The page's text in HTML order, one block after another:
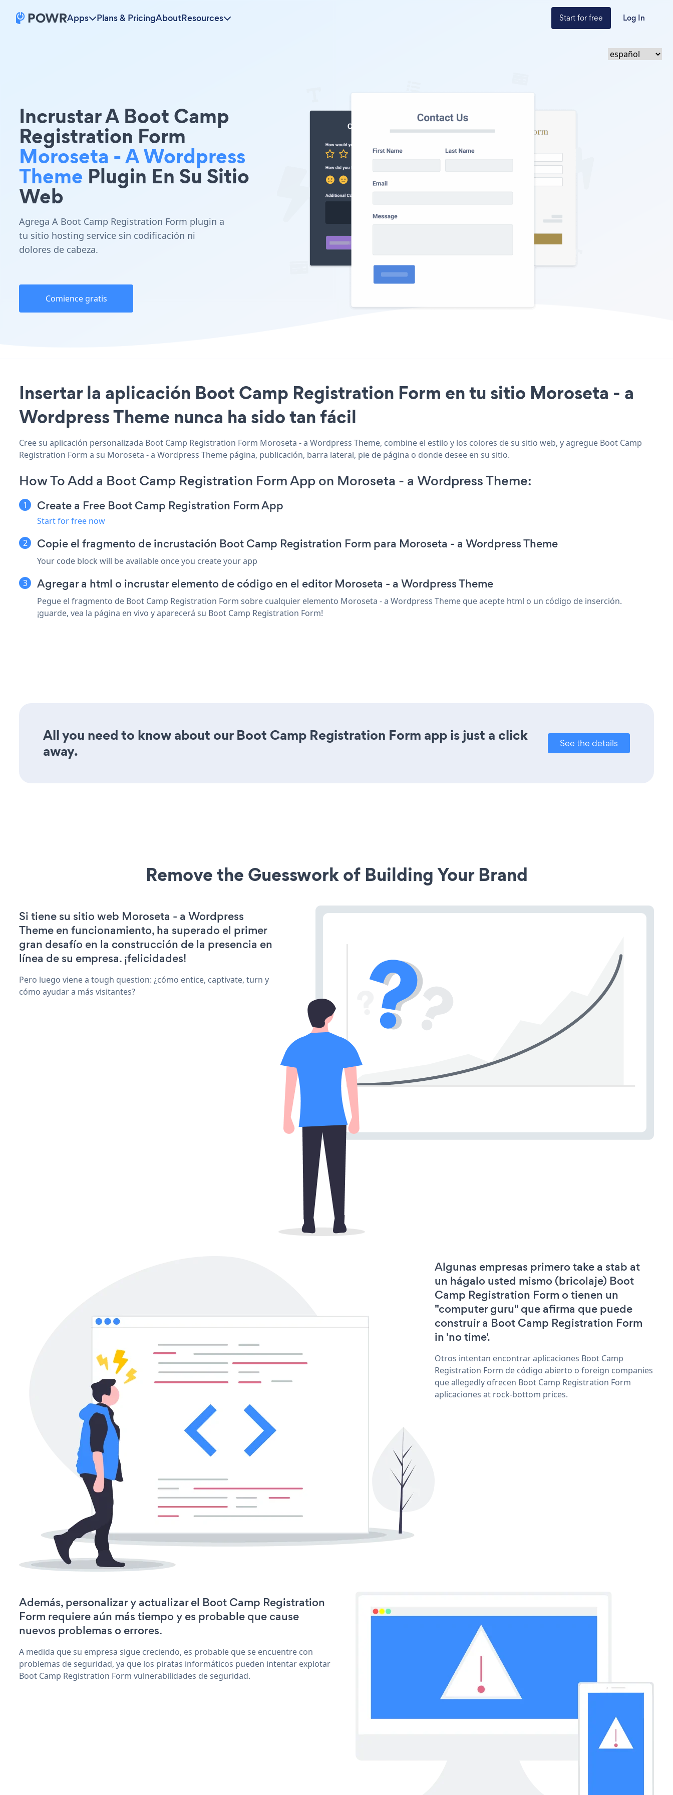
Apps Plans & PricingAboutResources Start for free Log In
Incrustar A Boot Camp
Registration Form
Moroseta - A Wordpress
Theme Plugin En Su Sitio
Web
Agrega A Boot Camp Registration Form plugin a
tu sitio hosting service sin codificación ni
dolores de cabeza.
Comience gratis
Insertar la aplicación Boot Camp Registration Form en tu sitio Moroseta - a
Wordpress Theme nunca ha sido tan fácil
Cree su aplicación personalizada Boot Camp Registration Form Moroseta - a Wordpress Theme, combine el estilo y los colores de su sitio web, y agregue Boot Camp
Registration Form a su Moroseta - a Wordpress Theme página, publicación, barra lateral, pie de página o donde desee en su sitio.
How To Add a Boot Camp Registration Form App on Moroseta - a Wordpress Theme:
Create a Free Boot Camp Registration Form App
Start for free now
Copie el fragmento de incrustación Boot Camp Registration Form para Moroseta - a Wordpress Theme
Your code block will be available once you create your app
Agregar a html o incrustar elemento de código en el editor Moroseta - a Wordpress Theme
Pegue el fragmento de Boot Camp Registration Form sobre cualquier elemento Moroseta - a Wordpress Theme que acepte html o un código de inserción.
¡guarde, vea la página en vivo y aparecerá su Boot Camp Registration Form!
All you need to know about our Boot Camp Registration Form app is just a click
away.
See the details
Remove the Guesswork of Building Your Brand
Si tiene su sitio web Moroseta - a Wordpress
Theme en funcionamiento, ha superado el primer
gran desafío en la construcción de la presencia en
línea de su empresa. ¡felicidades!
Pero luego viene a tough question: ¿cómo entice, captivate, turn y
cómo ayudar a más visitantes?
Algunas empresas primero take a stab at
un hágalo usted mismo (bricolaje) Boot
Camp Registration Form o tienen un
"computer guru" que afirma que puede
construir a Boot Camp Registration Form
in 'no time'.
Otros intentan encontrar aplicaciones Boot Camp
Registration Form de código abierto o foreign companies
que allegedly ofrecen Boot Camp Registration Form
aplicaciones at rock-bottom prices.
Además, personalizar y actualizar el Boot Camp Registration
Form requiere aún más tiempo y es probable que cause
nuevos problemas o errores.
A medida que su empresa sigue creciendo, es probable que se encuentre con
problemas de seguridad, ya que los piratas informáticos pueden intentar explotar
Boot Camp Registration Form vulnerabilidades de seguridad.